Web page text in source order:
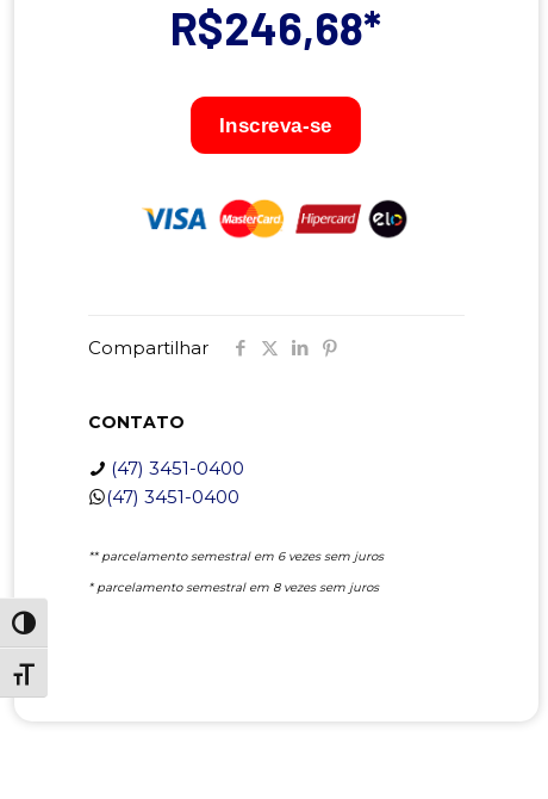
Alternar alto contraste
Alternar tamanho da fonte
R$246,68*
Inscreva-se
Compartilhar
CONTATO
(47) 3451-0400
(47) 3451-0400
** parcelamento semestral em 6 vezes sem juros
* parcelamento semestral em 8 vezes sem juros